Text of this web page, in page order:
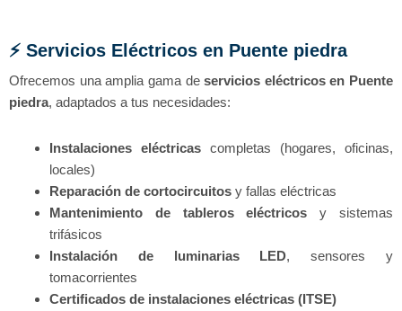
⚡ Servicios Eléctricos en Puente piedra
Ofrecemos una amplia gama deservicios eléctricos en Puente
piedra, adaptados a tus necesidades:
Instalaciones eléctricas completas (hogares, oficinas,
locales)
Reparación de cortocircuitos y fallas eléctricas
Mantenimiento de tableros eléctricos y sistemas
trifásicos
Instalación de luminarias LED, sensores y
tomacorrientes
Certificados de instalaciones eléctricas (ITSE)